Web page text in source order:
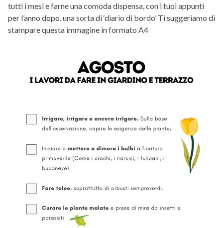
tutti i mesi e farne una comoda dispensa, con i tuoi appunti
per l’anno dopo. una sorta di ‘diario di bordo’ Ti suggeriamo di
stampare questa immagine in formato A4